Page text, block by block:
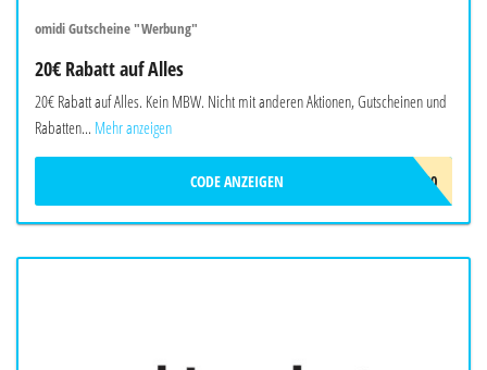
omidi Gutscheine "Werbung"
20€ Rabatt auf Alles
20€ Rabatt auf Alles. Kein MBW. Nicht mit anderen Aktionen, Gutscheinen und
Rabatten... Mehr anzeigen
OMIDI20
CODE ANZEIGEN